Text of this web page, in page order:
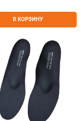
В КОРЗИНУ